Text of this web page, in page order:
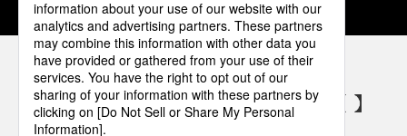
パナソニックの電気設備 SNSアカウント